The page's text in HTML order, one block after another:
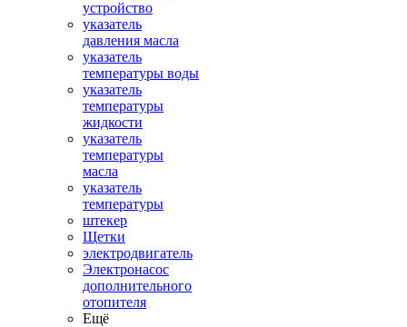
устройство
указатель
давления масла
указатель
температуры воды
указатель
температуры
жидкости
указатель
температуры
масла
указатель
температуры
штекер
Щетки
электродвигатель
Электронасос
дополнительного
отопителя
Ещё